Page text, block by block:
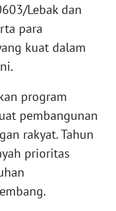
Lebak dan
para
kuat dalam
program
pembangunan
rakyat. Tahun
prioritas